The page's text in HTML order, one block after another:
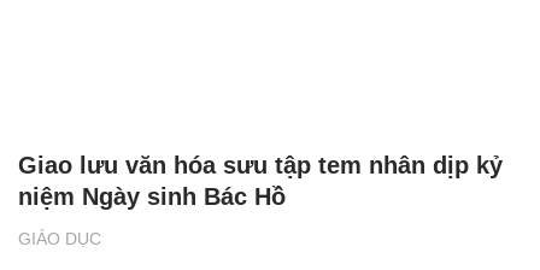
GIÁO DỤC
Giao lưu văn hóa sưu tập tem nhân dịp kỷ
niệm Ngày sinh Bác Hồ